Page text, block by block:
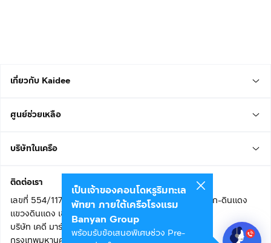
เกี่ยวกับ Kaidee
ศูนย์ช่วยเหลือ
บริษัทในเครือ
ติดต่อเรา
เลขที่ 554/117 อาคารสกายไนน์ เซ็นเตอร์ ชั้น 22 ถนนอโศก-ดินแดง
แขวงดินแดง เขตดินแดง
บริษัท เคดี มาร์เก็ตเพลส จำกัด (สำนักงานใหญ่)
กรุงเทพมหานคร 10400
เป็นเจ้าของคอนโดหรูริมทะเล
พัทยา ภายใต้เครือโรงแรม
Banyan Group
พร้อมรับข้อเสนอพิเศษช่วง Pre-